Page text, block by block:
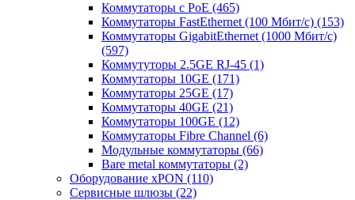
Коммутаторы с PoE (465)
Коммутаторы FastEthernet (100 Мбит/с) (153)
Коммутаторы GigabitEthernet (1000 Мбит/с)
(597)
Коммутуторы 2.5GE RJ-45 (1)
Коммутаторы 10GE (171)
Коммутаторы 25GE (17)
Коммутаторы 40GE (21)
Коммутаторы 100GE (12)
Коммутаторы Fibre Channel (6)
Модульные коммутаторы (66)
Bare metal коммутаторы (2)
Оборудование xPON (110)
Сервисные шлюзы (22)